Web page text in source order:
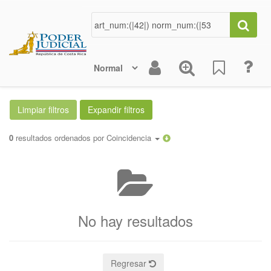
0 resultados ordenados por Coincidencia
No hay resultados
Regresar